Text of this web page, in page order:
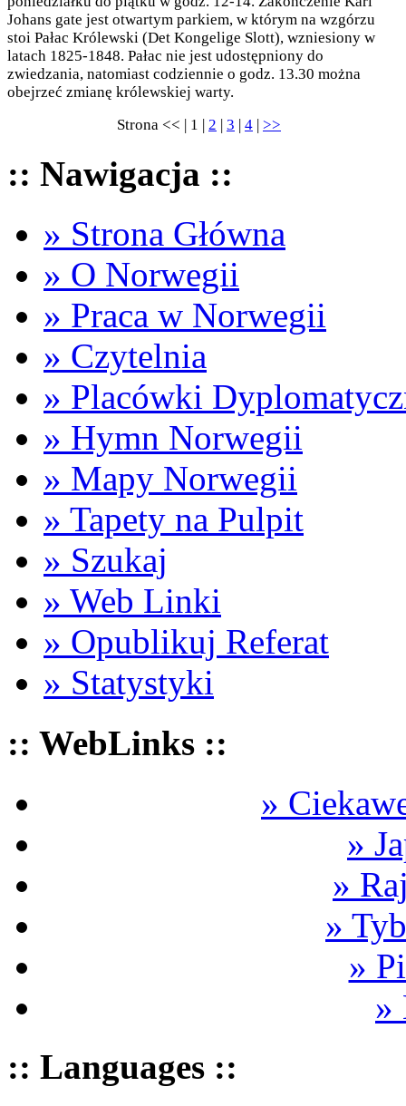
Johans gate jest otwartym parkiem, w którym na wzgórzu
stoi Pałac Królewski (Det Kongelige Slott), wzniesiony w
latach 1825-1848. Pałac nie jest udostępniony do
zwiedzania, natomiast codziennie o godz. 13.30 można
obejrzeć zmianę królewskiej warty.
Strona << | 1 | 2 | 3 | 4 | >>
:: Nawigacja ::
» Strona Główna
» O Norwegii
» Praca w Norwegii
» Czytelnia
» Placówki
» Hymn Norwegii
» Mapy Norwegii
» Tapety na Pulpit
» Szukaj
» Web Linki
» Opublikuj Referat
» Statystyki
:: WebLinks ::
»
»
»
»
»
»
:: Languages ::